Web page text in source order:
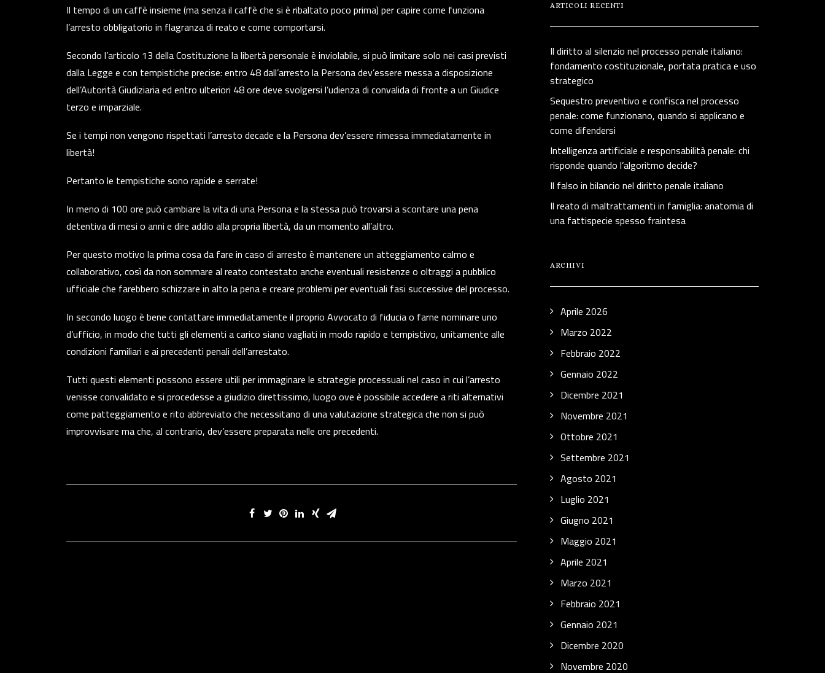
Il tempo di un caffè insieme (ma senza il caffè che si è ribaltato poco prima) per capire come funziona
l’arresto obbligatorio in flagranza di reato e come comportarsi.
Secondo l’articolo 13 della Costituzione la libertà personale è inviolabile, si può limitare solo nei casi previsti
dalla Legge e con tempistiche precise: entro 48 dall’arresto la Persona dev’essere messa a disposizione
dell’Autorità Giudiziaria ed entro ulteriori 48 ore deve svolgersi l’udienza di convalida di fronte a un Giudice
terzo e imparziale.
Se i tempi non vengono rispettati l’arresto decade e la Persona dev’essere rimessa immediatamente in
libertà!
Pertanto le tempistiche sono rapide e serrate!
In meno di 100 ore può cambiare la vita di una Persona e la stessa può trovarsi a scontare una pena
detentiva di mesi o anni e dire addio alla propria libertà, da un momento all’altro.
Per questo motivo la prima cosa da fare in caso di arresto è mantenere un atteggiamento calmo e
collaborativo, così da non sommare al reato contestato anche eventuali resistenze o oltraggi a pubblico
ufficiale che farebbero schizzare in alto la pena e creare problemi per eventuali fasi successive del processo.
In secondo luogo è bene contattare immediatamente il proprio Avvocato di fiducia o farne nominare uno
d’ufficio, in modo che tutti gli elementi a carico siano vagliati in modo rapido e tempistivo, unitamente alle
condizioni familiari e ai precedenti penali dell’arrestato.
Tutti questi elementi possono essere utili per immaginare le strategie processuali nel caso in cui l’arresto
venisse convalidato e si procedesse a giudizio direttissimo, luogo ove è possibile accedere a riti alternativi
come patteggiamento e rito abbreviato che necessitano di una valutazione strategica che non si può
improvvisare ma che, al contrario, dev’essere preparata nelle ore precedenti.
ARTICOLI RECENTI
Il diritto al silenzio nel processo penale italiano:
fondamento costituzionale, portata pratica e uso
strategico
Sequestro preventivo e confisca nel processo
penale: come funzionano, quando si applicano e
come difendersi
Intelligenza artificiale e responsabilità penale: chi
risponde quando l’algoritmo decide?
Il falso in bilancio nel diritto penale italiano
Il reato di maltrattamenti in famiglia: anatomia di
una fattispecie spesso fraintesa
ARCHIVI
Aprile 2026
Marzo 2022
Febbraio 2022
Gennaio 2022
Dicembre 2021
Novembre 2021
Ottobre 2021
Settembre 2021
Agosto 2021
Luglio 2021
Giugno 2021
Maggio 2021
Aprile 2021
Marzo 2021
Febbraio 2021
Gennaio 2021
Dicembre 2020
Novembre 2020